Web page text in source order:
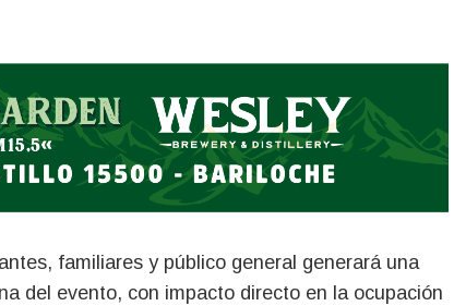
familiares y público general generará una
del evento, con impacto directo en la ocupación